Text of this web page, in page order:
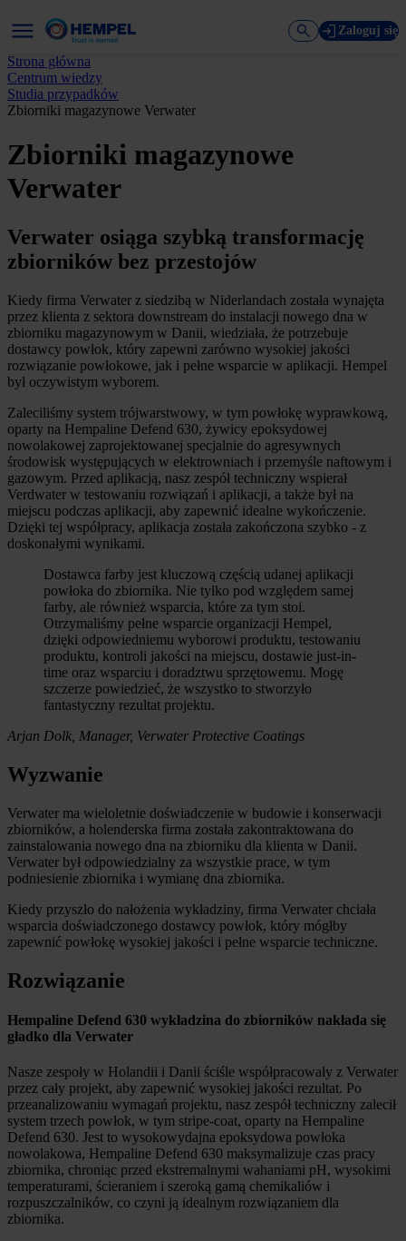
Zaloguj się
Strona główna
Centrum wiedzy
Studia przypadków
Zbiorniki magazynowe Verwater
Zbiorniki magazynowe
Verwater
Verwater osiąga szybką transformację
zbiorników bez przestojów
Kiedy firma Verwater z siedzibą w Niderlandach została wynajęta
przez klienta z sektora downstream do instalacji nowego dna w
zbiorniku magazynowym w Danii, wiedziała, że potrzebuje
dostawcy powłok, który zapewni zarówno wysokiej jakości
rozwiązanie powłokowe, jak i pełne wsparcie w aplikacji. Hempel
był oczywistym wyborem.
Zaleciliśmy system trójwarstwowy, w tym powłokę wyprawkową,
oparty na Hempaline Defend 630, żywicy epoksydowej
nowolakowej zaprojektowanej specjalnie do agresywnych
środowisk występujących w elektrowniach i przemyśle naftowym i
gazowym. Przed aplikacją, nasz zespół techniczny wspierał
Verdwater w testowaniu rozwiązań i aplikacji, a także był na
miejscu podczas aplikacji, aby zapewnić idealne wykończenie.
Dzięki tej współpracy, aplikacja została zakończona szybko - z
doskonałymi wynikami.
Dostawca farby jest kluczową częścią udanej aplikacji
powłoka do zbiornika. Nie tylko pod względem samej
farby, ale również wsparcia, które za tym stoi.
Otrzymaliśmy pełne wsparcie organizacji Hempel,
dzięki odpowiedniemu wyborowi produktu, testowaniu
produktu, kontroli jakości na miejscu, dostawie just-in-
time oraz wsparciu i doradztwu sprzętowemu. Mogę
szczerze powiedzieć, że wszystko to stworzyło
fantastyczny rezultat projektu.
Arjan Dolk, Manager, Verwater Protective Coatings
Wyzwanie
Verwater ma wieloletnie doświadczenie w budowie i konserwacji
zbiorników, a holenderska firma została zakontraktowana do
zainstalowania nowego dna na zbiorniku dla klienta w Danii.
Verwater był odpowiedzialny za wszystkie prace, w tym
podniesienie zbiornika i wymianę dna zbiornika.
Kiedy przyszło do nałożenia wykładziny, firma Verwater chciała
wsparcia doświadczonego dostawcy powłok, który mógłby
zapewnić powłokę wysokiej jakości i pełne wsparcie techniczne.
Rozwiązanie
Hempaline Defend 630 wykładzina do zbiorników nakłada się
gładko dla Verwater
Nasze zespoły w Holandii i Danii ściśle współpracowały z Verwater
przez cały projekt, aby zapewnić wysokiej jakości rezultat. Po
przeanalizowaniu wymagań projektu, nasz zespół techniczny zalecił
system trzech powłok, w tym stripe-coat, oparty na Hempaline
Defend 630. Jest to wysokowydajna epoksydowa powłoka
nowolakowa, Hempaline Defend 630 maksymalizuje czas pracy
zbiornika, chroniąc przed ekstremalnymi wahaniami pH, wysokimi
temperaturami, ścieraniem i szeroką gamą chemikaliów i
rozpuszczalników, co czyni ją idealnym rozwiązaniem dla
zbiornika.